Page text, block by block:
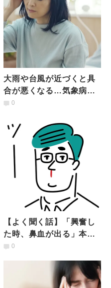
大雨や台風が近づくと具
合が悪くなる…気象病に
なりやすい人とは？予防
師が解説
0
【よく聞く話】「興奮し
た時、鼻血が出る」本当
か？医師の見解は
0